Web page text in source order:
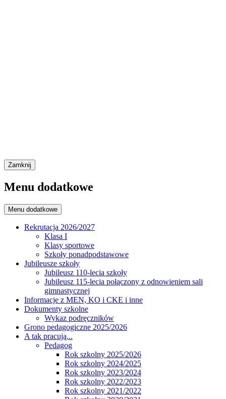
Zamknij
Menu dodatkowe
Menu dodatkowe
Rekrutacja 2026/2027
Klasa I
Klasy sportowe
Szkoły ponadpodstawowe
Jubileusze szkoły
Jubileusz 110-lecia szkoły
Jubileusz 115-lecia połączony z odnowieniem sali
gimnastycznej
Informacje z MEN, KO i CKE i inne
Dokumenty szkolne
Wykaz podręczników
Grono pedagogiczne 2025/2026
A tak pracują...
Pedagog
Rok szkolny 2025/2026
Rok szkolny 2024/2025
Rok szkolny 2023/2024
Rok szkolny 2022/2023
Rok szkolny 2021/2022